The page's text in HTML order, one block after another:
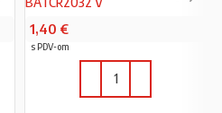
1,40 €
s PDV-om